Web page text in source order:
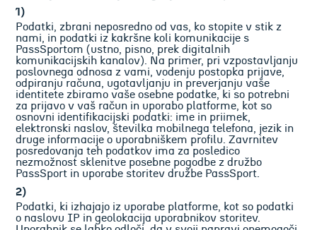
1)
Podatki, zbrani neposredno od vas, ko stopite v stik z
nami, in podatki iz kakršne koli komunikacije s
PassSportom (ustno, pisno, prek digitalnih
komunikacijskih kanalov). Na primer, pri vzpostavljanju
poslovnega odnosa z vami, vodenju postopka prijave,
odpiranju računa, ugotavljanju in preverjanju vaše
identitete zbiramo vaše osebne podatke, ki so potrebni
za prijavo v vaš račun in uporabo platforme, kot so
osnovni identifikacijski podatki: ime in priimek,
elektronski naslov, številka mobilnega telefona, jezik in
druge informacije o uporabniškem profilu. Zavrnitev
posredovanja teh podatkov ima za posledico
nezmožnost sklenitve posebne pogodbe z družbo
PassSport in uporabe storitev družbe PassSport.
2)
Podatki, ki izhajajo iz uporabe platforme, kot so podatki
o naslovu IP in geolokacija uporabnikov storitev.